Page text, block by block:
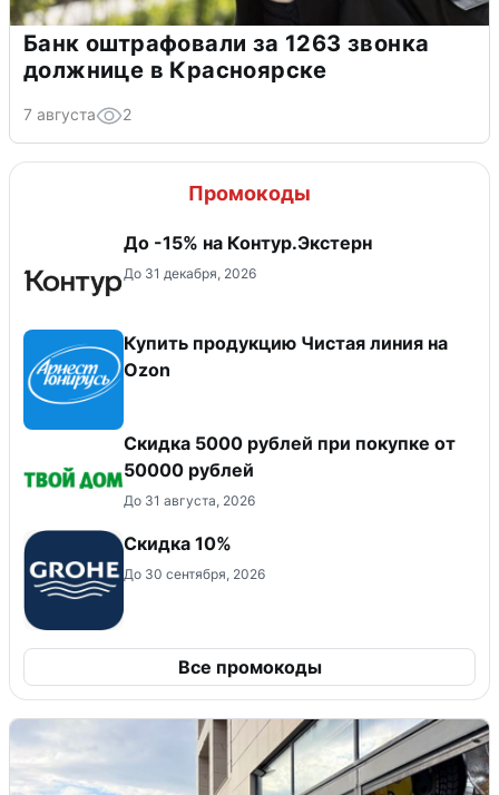
Банк оштрафовали за 1263 звонка
должнице в Красноярске
7 августа 2
Промокоды
До -15% на Контур.Экстерн
До 31 декабря, 2026
Купить продукцию Чистая линия на
Ozon
Скидка 5000 рублей при покупке от
50000 рублей
До 31 августа, 2026
Скидка 10%
До 30 сентября, 2026
Все промокоды